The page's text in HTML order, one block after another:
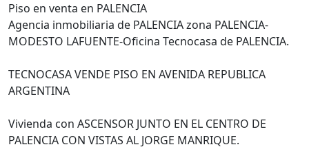
Piso en venta en PALENCIA
Agencia inmobiliaria de PALENCIA zona PALENCIA-
MODESTO LAFUENTE-Oficina Tecnocasa de PALENCIA.
TECNOCASA VENDE PISO EN AVENIDA REPUBLICA
ARGENTINA
Vivienda con ASCENSOR JUNTO EN EL CENTRO DE
PALENCIA CON VISTAS AL JORGE MANRIQUE.